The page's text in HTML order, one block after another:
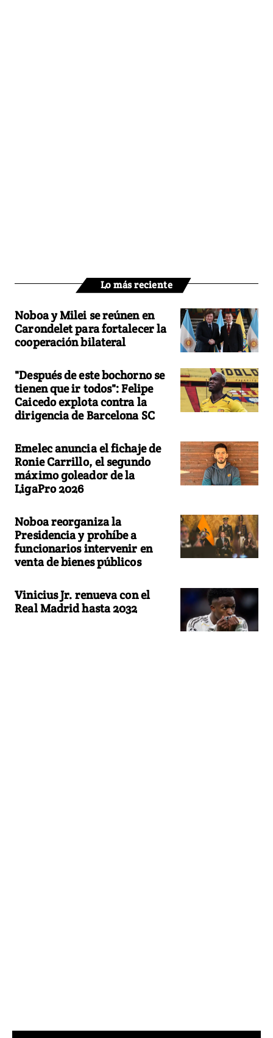
Lo más reciente
Noboa y Milei se reúnen en
Carondelet para fortalecer la
cooperación bilateral
"Después de este bochorno se
tienen que ir todos": Felipe
Caicedo explota contra la
dirigencia de Barcelona SC
Emelec anuncia el fichaje de
Ronie Carrillo, el segundo
máximo goleador de la
LigaPro 2026
Noboa reorganiza la
Presidencia y prohíbe a
funcionarios intervenir en
venta de bienes públicos
Vinicius Jr. renueva con el
Real Madrid hasta 2032